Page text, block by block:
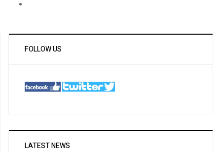
FOLLOW US
LATEST NEWS